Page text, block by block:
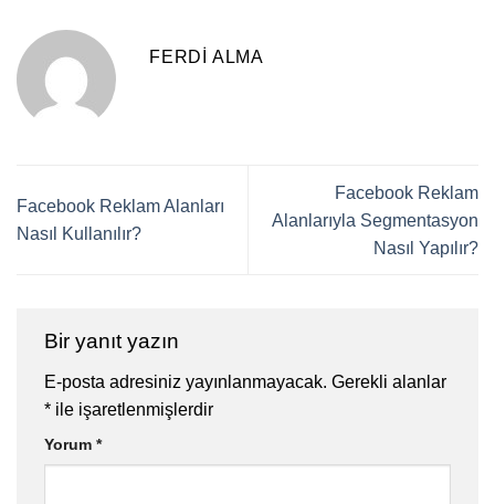
FERDI ALMA
Facebook Reklam Alanları
Nasıl Kullanılır?
Facebook Reklam
Alanlarıyla Segmentasyon
Nasıl Yapılır?
Bir yanıt yazın
E-posta adresiniz yayınlanmayacak. Gerekli alanlar
* ile işaretlenmişlerdir
Yorum *